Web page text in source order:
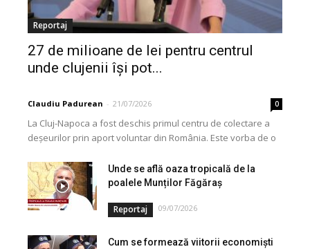
Reportaj
27 de milioane de lei pentru centrul
unde clujenii își pot...
Claudiu Padurean - 21/07/2026 0
La Cluj-Napoca a fost deschis primul centru de colectare a
deșeurilor prin aport voluntar din România. Este vorba de o
Unde se află oaza tropicală de la
poalele Munților Făgăraș
Reportaj 09/07/2026
Cum se formează viitorii economiști